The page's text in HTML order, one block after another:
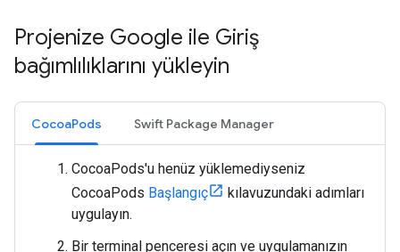
Projenize Google ile Giriş
bağımlılıklarını yükleyin
CocoaPods Swift Package Manager
CocoaPods'u henüz yüklemediyseniz
CocoaPods Başlangıç
kılavuzundaki adımları
uygulayın.
Bir terminal penceresi açın ve uygulamanızın